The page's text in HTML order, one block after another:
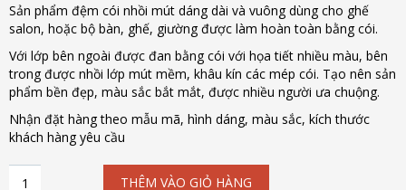
Sản phẩm đệm cói nhồi mút dáng dài và vuông dùng cho ghế
salon, hoặc bộ bàn, ghế, giường được làm hoàn toàn bằng cói.
Với lớp bên ngoài được đan bằng cói với họa tiết nhiều màu, bên
trong được nhồi lớp mút mềm, khâu kín các mép cói. Tạo nên sản
phẩm bền đẹp, màu sắc bắt mắt, được nhiều người ưa chuộng.
Nhận đặt hàng theo mẫu mã, hình dáng, màu sắc, kích thước
khách hàng yêu cầu
THÊM VÀO GIỎ HÀNG